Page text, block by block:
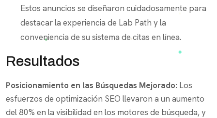
Estos anuncios se diseñaron cuidadosamente para
destacar la experiencia de Lab Path y la
conveniencia de su sistema de citas en línea.
Resultados
Posicionamiento en las Búsquedas Mejorado: Los
esfuerzos de optimización SEO llevaron a un aumento
del 80% en la visibilidad en los motores de búsqueda, y